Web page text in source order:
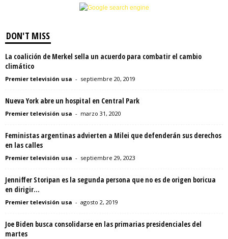
DON'T MISS
La coalición de Merkel sella un acuerdo para combatir el cambio
climático
Premier televisión usa - septiembre 20, 2019
Nueva York abre un hospital en Central Park
Premier televisión usa - marzo 31, 2020
Feministas argentinas advierten a Milei que defenderán sus derechos
en las calles
Premier televisión usa - septiembre 29, 2023
Jenniffer Storipan es la segunda persona que no es de origen boricua
en dirigir...
Premier televisión usa - agosto 2, 2019
Joe Biden busca consolidarse en las primarias presidenciales del
martes